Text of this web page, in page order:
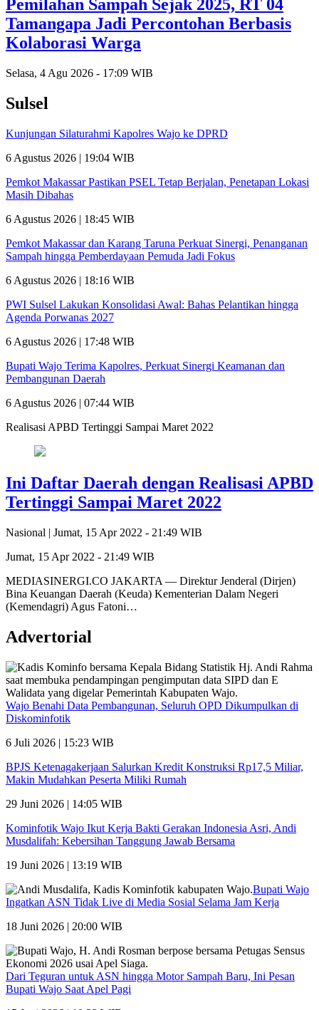
Pemilahan Sampah Sejak 2025, RT 04
Tamangapa Jadi Percontohan Berbasis
Kolaborasi Warga
Selasa, 4 Agu 2026 - 17:09 WIB
Sulsel
Kunjungan Silaturahmi Kapolres Wajo ke DPRD
6 Agustus 2026 | 19:04 WIB
Pemkot Makassar Pastikan PSEL Tetap Berjalan, Penetapan Lokasi
Masih Dibahas
6 Agustus 2026 | 18:45 WIB
Pemkot Makassar dan Karang Taruna Perkuat Sinergi, Penanganan
Sampah hingga Pemberdayaan Pemuda Jadi Fokus
6 Agustus 2026 | 18:16 WIB
PWI Sulsel Lakukan Konsolidasi Awal: Bahas Pelantikan hingga
Agenda Porwanas 2027
6 Agustus 2026 | 17:48 WIB
Bupati Wajo Terima Kapolres, Perkuat Sinergi Keamanan dan
Pembangunan Daerah
6 Agustus 2026 | 07:44 WIB
Realisasi APBD Tertinggi Sampai Maret 2022
Ini Daftar Daerah dengan Realisasi APBD
Tertinggi Sampai Maret 2022
Nasional | Jumat, 15 Apr 2022 - 21:49 WIB
Jumat, 15 Apr 2022 - 21:49 WIB
MEDIASINERGI.CO JAKARTA — Direktur Jenderal (Dirjen)
Bina Keuangan Daerah (Keuda) Kementerian Dalam Negeri
(Kemendagri) Agus Fatoni…
Advertorial
Wajo Benahi Data Pembangunan, Seluruh OPD Dikumpulkan di
Diskominfotik
6 Juli 2026 | 15:23 WIB
BPJS Ketenagakerjaan Salurkan Kredit Konstruksi Rp17,5 Miliar,
Makin Mudahkan Peserta Miliki Rumah
29 Juni 2026 | 14:05 WIB
Kominfotik Wajo Ikut Kerja Bakti Gerakan Indonesia Asri, Andi
Musdalifah: Kebersihan Tanggung Jawab Bersama
19 Juni 2026 | 13:19 WIB
Bupati Wajo
Ingatkan ASN Tidak Live di Media Sosial Selama Jam Kerja
18 Juni 2026 | 20:00 WIB
Dari Teguran untuk ASN hingga Motor Sampah Baru, Ini Pesan
Bupati Wajo Saat Apel Pagi